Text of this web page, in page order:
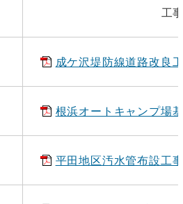
工
成ケ沢堤防線道路改良
根浜オートキャンプ場
平田地区汚水管布設工